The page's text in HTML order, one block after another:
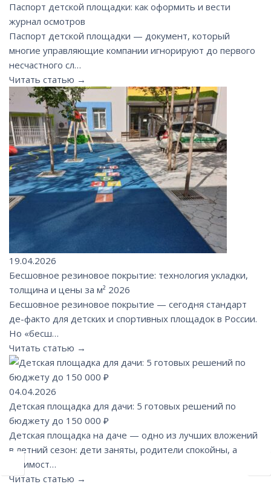
Паспорт детской площадки: как оформить и вести
журнал осмотров
Паспорт детской площадки — документ, который
многие управляющие компании игнорируют до первого
несчастного сл…
Читать статью →
19.04.2026
Бесшовное резиновое покрытие: технология укладки,
толщина и цены за м² 2026
Бесшовное резиновое покрытие — сегодня стандарт
де-факто для детских и спортивных площадок в России.
Но «бесш…
Читать статью →
04.04.2026
Детская площадка для дачи: 5 готовых решений по
бюджету до 150 000 ₽
Детская площадка на даче — одно из лучших вложений
в летний сезон: дети заняты, родители спокойны, а
стоимост…
Читать статью →